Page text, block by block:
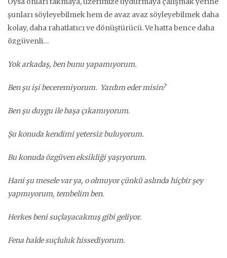
şunları söyleyebilmek hem de avaz avaz söyleyebilmek daha
kolay, daha rahatlatıcı ve dönüştürücü. Ve hatta bence daha
özgüvenli…
Yok arkadaş, ben bunu yapamıyorum.
Ben şu işi beceremiyorum. Yardım eder misin?
Ben şu duygu ile başa çıkamıyorum.
Şu konuda kendimi yetersiz buluyorum.
Bu konuda özgüven eksikliği yaşıyorum.
Hani şu mesele var ya, o olmuyor çünkü aslında hiçbir şey
yapmıyorum, tembelim ben.
Herkes beni suçlayacakmış gibi geliyor.
Fena halde suçluluk hissediyorum.